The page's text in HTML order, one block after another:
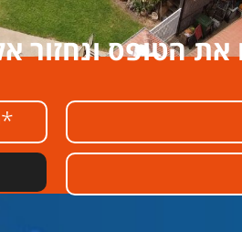
את הטופס ונחזור